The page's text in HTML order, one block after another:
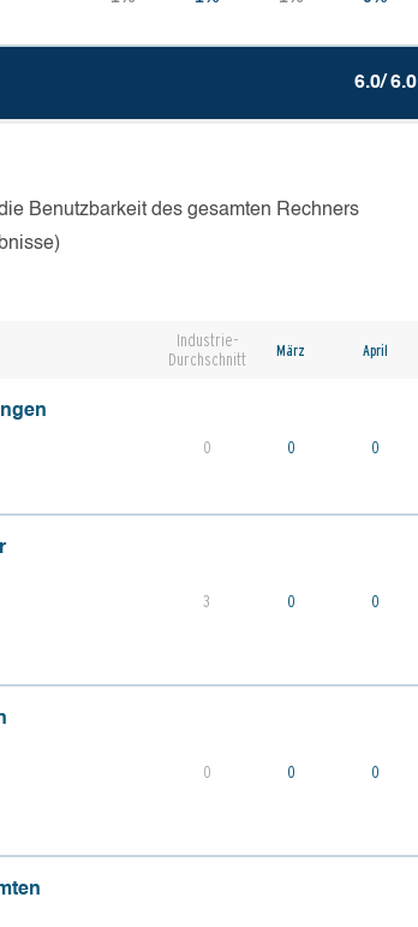
6.0/ 6.0
Benutzbarkeit des gesamten Rechners
Industrie-
Durchschnitt
März April
0 0 0
3 0 0
0 0 0